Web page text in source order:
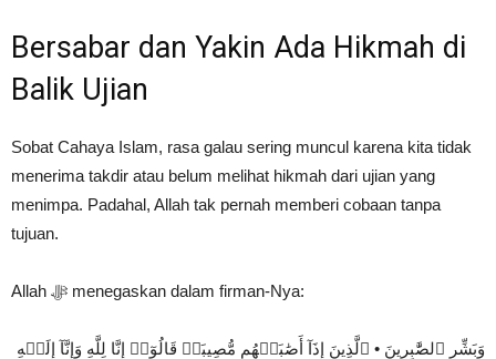
Bersabar dan Yakin Ada Hikmah di
Balik Ujian
Sobat Cahaya Islam, rasa galau sering muncul karena kita tidak
menerima takdir atau belum melihat hikmah dari ujian yang
menimpa. Padahal, Allah tak pernah memberi cobaan tanpa
tujuan.
Allah ﷻ menegaskan dalam firman-Nya:
وَبَشِّرِ ٱلصَّٰبِرِينَ • ٱلَّذِينَ إِذَآ أَصَٰبَتۡهُم مُّصِيبَةٞ قَالُوٓا۟ إِنَّا لِلَّهِ وَإِنَّآ إِلَيۡهِ